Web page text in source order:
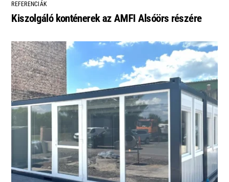
REFERENCIÁK
Kiszolgáló konténerek az AMFI Alsóörs részére